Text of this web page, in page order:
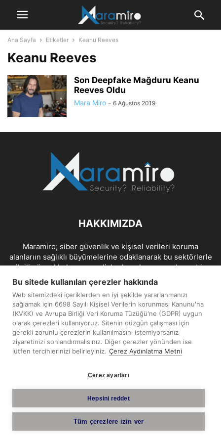
Ana Sayfa Etiketler Keanu Reeves
Keanu Reeves
Son Deepfake Mağduru Keanu
Reeves Oldu
Mara Miro - 6 Ağustos 2019
HAKKIMIZDA
Maramiro; siber güvenlik ve kişisel verileri koruma
alanlarıın sağlıklı büyümelerine odaklanarak bu sektörlerle
ilgili güncel haber ve analizler hazırlayıp yayınlayan bir
haber sitesidir.
İletişim:maramiro@sentezmedya.com.tr
BIZI TAKIP EDIN
Telif Hakkı © 2019 - 2026 Sentez Medya Limited. Tüm hakları
saklıdır.
Bu sitede kullanılan çerezler hakkında
Web sitemizdeki içeriklerden en iyi şekilde yararlanmanızı
sağlamak için 6698 Sayılı Kişisel Verilerin korunması Kanunu'na
(KVKK) ve Avrupa Birliği Veri Koruma Tüzüğü'ne (GDPR) uygun
olarak çerezleri kullanıyoruz. Sitenin düzgün çalışması için
gerekli zorunlu çerezlerin kullanılmasını istemiyorsanız
ziyaretinizi sonlandırmalısınız. Diğer çerezler yönünden ise
lütfen tercihlerinizi belirleyiniz. Çerez Aydınlatma Metni
Çerez ayarları
Hepsini reddet
Tüm çerezlere izin ver